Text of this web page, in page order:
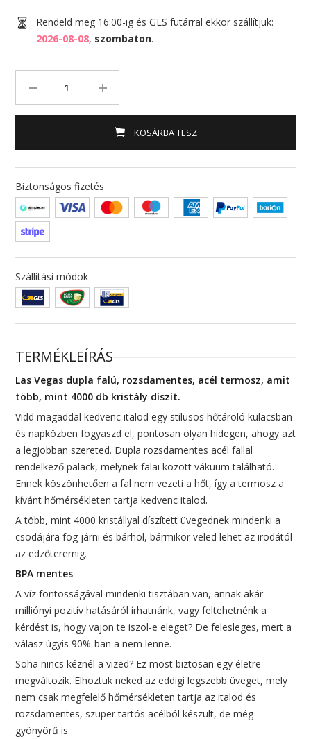
Rendeld meg 16:00-ig és GLS futárral ekkor szállítjuk:
2026-08-08, szombaton.
KOSÁRBA TESZ
Biztonságos fizetés
Szállítási módok
TERMÉKLEÍRÁS
Las Vegas dupla falú, rozsdamentes, acél termosz, amit
több, mint 4000 db kristály díszít.
Vidd magaddal kedvenc italod egy stílusos hőtároló kulacsban
és napközben fogyaszd el, pontosan olyan hidegen, ahogy azt
a legjobban szereted. Dupla rozsdamentes acél fallal
rendelkező palack, melynek falai között vákuum található.
Ennek köszönhetően a fal nem vezeti a hőt, így a termosz a
kívánt hőmérsékleten tartja kedvenc italod.
A több, mint 4000 kristállyal díszített üvegednek mindenki a
csodájára fog járni és bárhol, bármikor veled lehet az irodától
az edzőteremig.
BPA mentes
A víz fontosságával mindenki tisztában van, annak akár
milliónyi pozitív hatásáról írhatnánk, vagy feltehetnénk a
kérdést is, hogy vajon te iszol-e eleget? De felesleges, mert a
válasz úgyis 90%-ban a nem lenne.
Soha nincs kéznél a vized? Ez most biztosan egy életre
megváltozik. Elhoztuk neked az eddigi legszebb üveget, mely
nem csak megfelelő hőmérsékleten tartja az italod és
rozsdamentes, szuper tartós acélból készült, de még
gyönyörű is.